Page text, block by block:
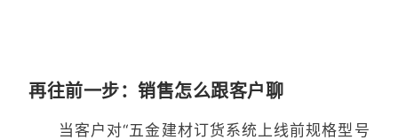
再往前一步：销售怎么跟客户聊
当客户对“五金建材订货系统上线前规格型号